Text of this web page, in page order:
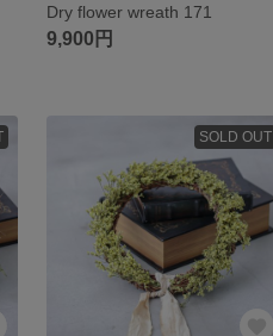
Dry flower wreath 171
9,900円
SOLD OUT